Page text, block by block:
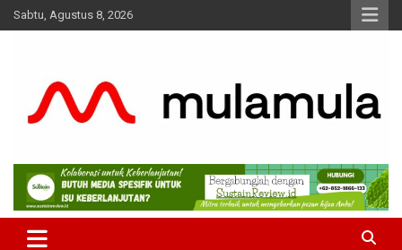
Skip
to
Sabtu, Agustus 8, 2026
MulaMula
Medianya para Gen Z